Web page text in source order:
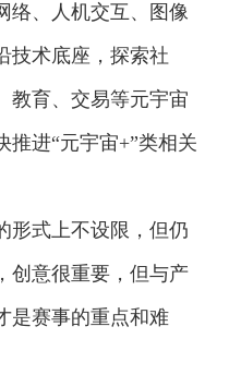
络、人机交互、图像
技术底座，探索社
教育、交易等元宇宙
推进“元宇宙+”类相关
式上不设限，但仍
创意很重要，但与产
是赛事的重点和难